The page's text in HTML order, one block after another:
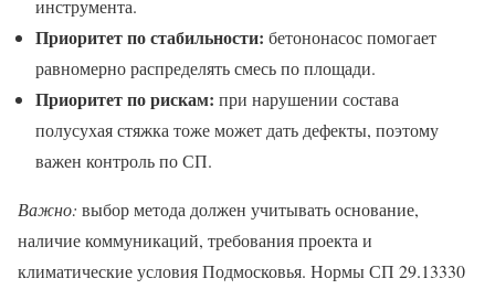
инструмента.
Приоритет по стабильности: бетононасос помогает
равномерно распределять смесь по площади.
Приоритет по рискам: при нарушении состава
полусухая стяжка тоже может дать дефекты, поэтому
важен контроль по СП.
Важно: выбор метода должен учитывать основание,
наличие коммуникаций, требования проекта и
климатические условия Подмосковья. Нормы СП 29.13330